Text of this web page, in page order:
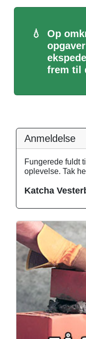
💧 Op
frem til
Anmeldelse
Fungerede fuldt
oplevelse. Tak
Katcha